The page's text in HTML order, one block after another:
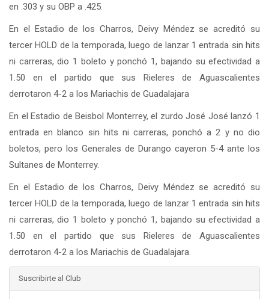
en .303 y su OBP a .425.
En el Estadio de los Charros, Deivy Méndez se acreditó su
tercer HOLD de la temporada, luego de lanzar 1 entrada sin hits
ni carreras, dio 1 boleto y ponchó 1, bajando su efectividad a
1.50 en el partido que sus Rieleres de Aguascalientes
derrotaron 4-2 a los Mariachis de Guadalajara
En el Estadio de Beisbol Monterrey, el zurdo José José lanzó 1
entrada en blanco sin hits ni carreras, ponchó a 2 y no dio
boletos, pero los Generales de Durango cayeron 5-4 ante los
Sultanes de Monterrey.
En el Estadio de los Charros, Deivy Méndez se acreditó su
tercer HOLD de la temporada, luego de lanzar 1 entrada sin hits
ni carreras, dio 1 boleto y ponchó 1, bajando su efectividad a
1.50 en el partido que sus Rieleres de Aguascalientes
derrotaron 4-2 a los Mariachis de Guadalajara.
Suscribirte al Club